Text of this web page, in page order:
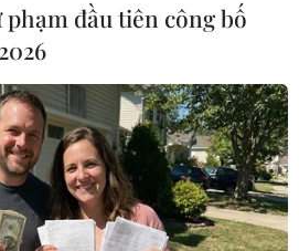
chuyển ma túy số lượng
đầu tiên công bố